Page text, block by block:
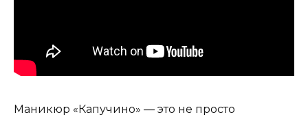
Маникюр «Капучино» — это не просто